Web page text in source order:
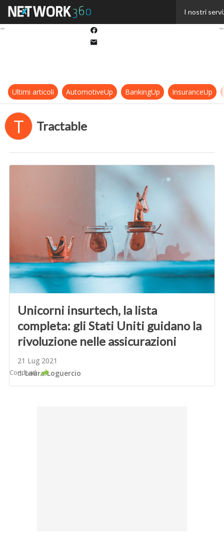
I nostri
Ultimi articoli AutomotiveUp BankingUp InsuranceUp
T Tractable
Unicorni insurtech, la lista
completa: gli Stati Uniti guidano la
rivoluzione nelle assicurazioni
21 Lug 2021
diLaura Loguercio
Condividi